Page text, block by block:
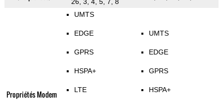
Propriétés Modem
UMTS
EDGE
GPRS
HSPA+
LTE
UMTS
EDGE
GPRS
HSPA+